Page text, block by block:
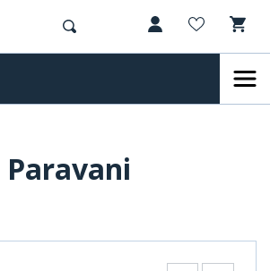
Paravani